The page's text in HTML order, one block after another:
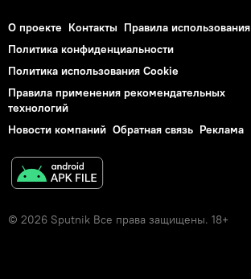
О проекте Контакты Правила использования
Политика конфиденциальности
Политика использования Cookie
Правила применения рекомендательных
технологий
Новости компаний Обратная связь Реклама
© 2026 Sputnik Все права защищены. 18+